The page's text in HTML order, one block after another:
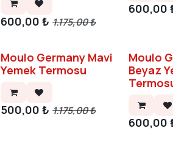
600,00 ₺ 1.175,00₺
600,00
Moulo Germany Mavi
Yemek Termosu
500,00 ₺ 1.175,00₺
Moulo
Beyaz
600,00